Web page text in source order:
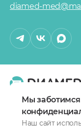
Мы
Наш сайт
diamed-
О сети клиник
Политика